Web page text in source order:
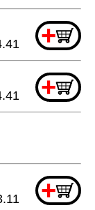
+
+
+